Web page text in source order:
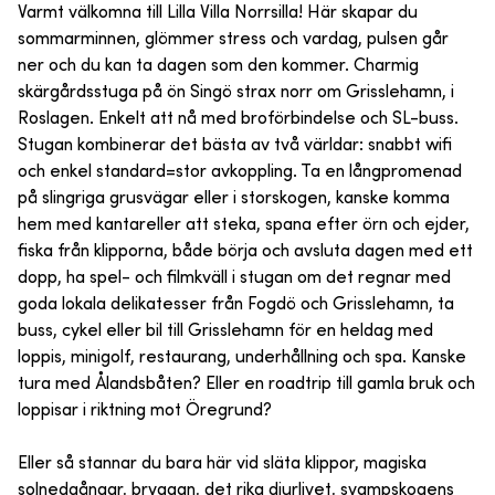
Varmt välkomna till Lilla Villa Norrsilla! Här skapar du
sommarminnen, glömmer stress och vardag, pulsen går
ner och du kan ta dagen som den kommer. Charmig
skärgårdsstuga på ön Singö strax norr om Grisslehamn, i
Roslagen. Enkelt att nå med broförbindelse och SL-buss.
Stugan kombinerar det bästa av två världar: snabbt wifi
och enkel standard=stor avkoppling. Ta en långpromenad
på slingriga grusvägar eller i storskogen, kanske komma
hem med kantareller att steka, spana efter örn och ejder,
fiska från klipporna, både börja och avsluta dagen med ett
dopp, ha spel- och filmkväll i stugan om det regnar med
goda lokala delikatesser från Fogdö och Grisslehamn, ta
buss, cykel eller bil till Grisslehamn för en heldag med
loppis, minigolf, restaurang, underhållning och spa. Kanske
tura med Ålandsbåten? Eller en roadtrip till gamla bruk och
loppisar i riktning mot Öregrund?
Eller så stannar du bara här vid släta klippor, magiska
solnedgångar, bryggan, det rika djurlivet, svampskogens